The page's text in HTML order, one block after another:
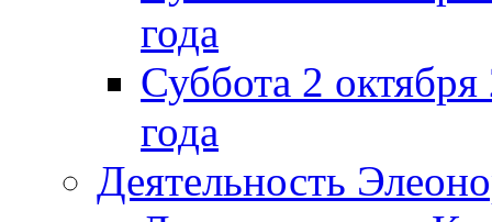
года
Суббота 2
года
Деятельность